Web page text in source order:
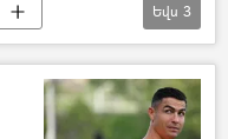
Եվս 3